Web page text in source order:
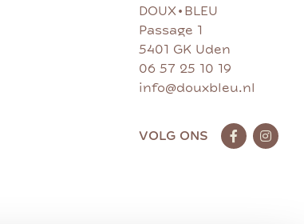
DOUX • BLEU
Passage 1
5401 GK Uden
06 57 25 10 19
info@douxbleu.nl
VOLG ONS